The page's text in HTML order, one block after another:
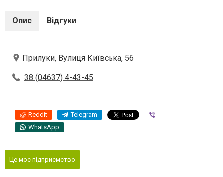
Опис Відгуки
Прилуки, Вулиця Київська, 56
38 (04637) 4-43-45
Reddit Telegram
WhatsApp
Це моє підприємство